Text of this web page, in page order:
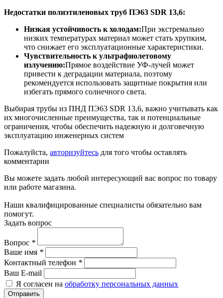
Недостатки полиэтиленовых труб ПЭ63 SDR 13,6:
Низкая устойчивость к холодам:При экстремально
низких температурах материал может стать хрупким,
что снижает его эксплуатационные характеристики.
Чувствительность к ультрафиолетовому
излучению:Прямое воздействие УФ-лучей может
привести к деградации материала, поэтому
рекомендуется использовать защитные покрытия или
избегать прямого солнечного света.
Выбирая трубы из ПНД ПЭ63 SDR 13,6, важно учитывать как
их многочисленные преимущества, так и потенциальные
ограничения, чтобы обеспечить надежную и долговечную
эксплуатацию инженерных систем
Пожалуйста, авторизуйтесь для того чтобы оставлять
комментарии
Вы можете задать любой интересующий вас вопрос по товару
или работе магазина.
Наши квалифицированные специалисты обязательно вам
помогут.
Задать вопрос
Вопрос *
Ваше имя *
Контактный телефон *
Ваш E-mail
Я согласен на обработку персональных данных
Отправить